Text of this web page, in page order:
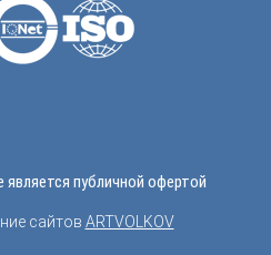
публичной офертой
сайтов ARTVOLKOV